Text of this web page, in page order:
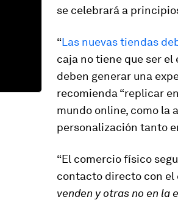
se celebrará a
“Las nuevas tiendas
caja no tiene que ser
deben generar una
recomienda “replicar
mundo online, como la
personalización tanto
“El comercio físico
contacto directo con el
venden y otras no en la